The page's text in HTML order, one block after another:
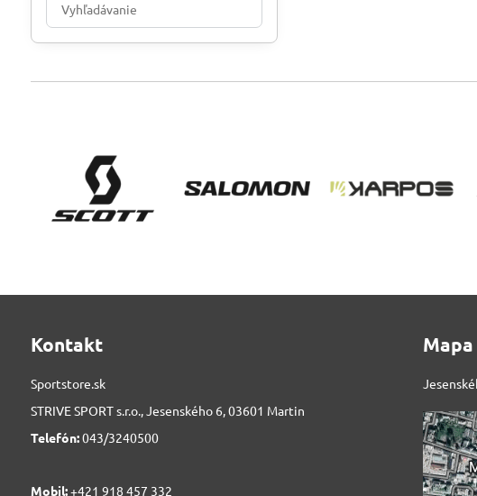
výsledky
filtra
Kontakt
Sportstore.sk
STRIVE SPORT s.r.o., Jesenského 6, 03601 Martin
Telefón:043/3240500
Mobil:+421 918 457 332
Mapa